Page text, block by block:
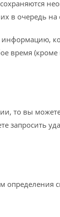
в очередь на
то вы
запросить
определения